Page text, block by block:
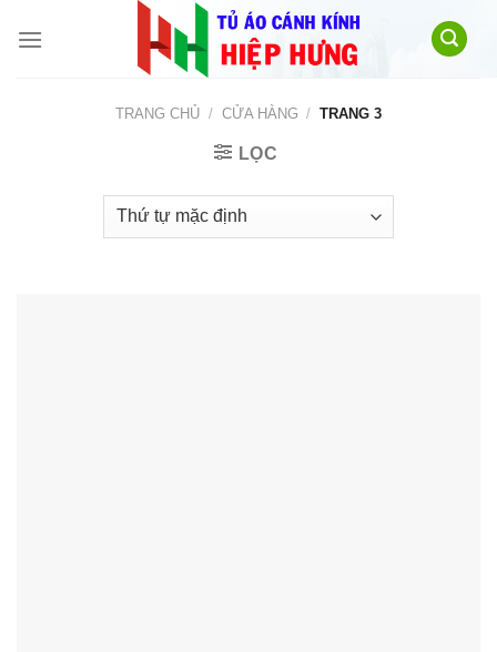
TRANG CHỦ / CỬA HÀNG / TRANG 3
LỌC